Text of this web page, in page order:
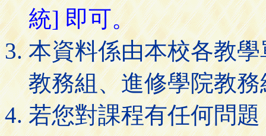
統] 即可。
本資料係由本校各教
教務組、進修學院教
若您對課程有任何問